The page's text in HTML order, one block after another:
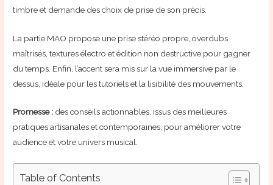
timbre et demande des choix de prise de son précis.
La partie MAO propose une prise stéréo propre, overdubs
maîtrisés, textures électro et édition non destructive pour gagner
du temps. Enfin, l’accent sera mis sur la vue immersive par le
dessus, idéale pour les tutoriels et la lisibilité des mouvements.
Promesse : des conseils actionnables, issus des meilleures
pratiques artisanales et contemporaines, pour améliorer votre
audience et votre univers musical.
Table of Contents